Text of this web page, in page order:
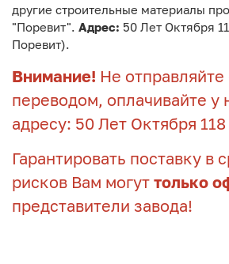
другие строительные материалы
"Поревит". Адрес: 50 Лет Октября
Поревит).
Внимание! Не отправляйте
переводом, оплачивайте у
адресу: 50 Лет Октября 118
Гарантировать поставку в
рисков Вам могут только
представители завода!